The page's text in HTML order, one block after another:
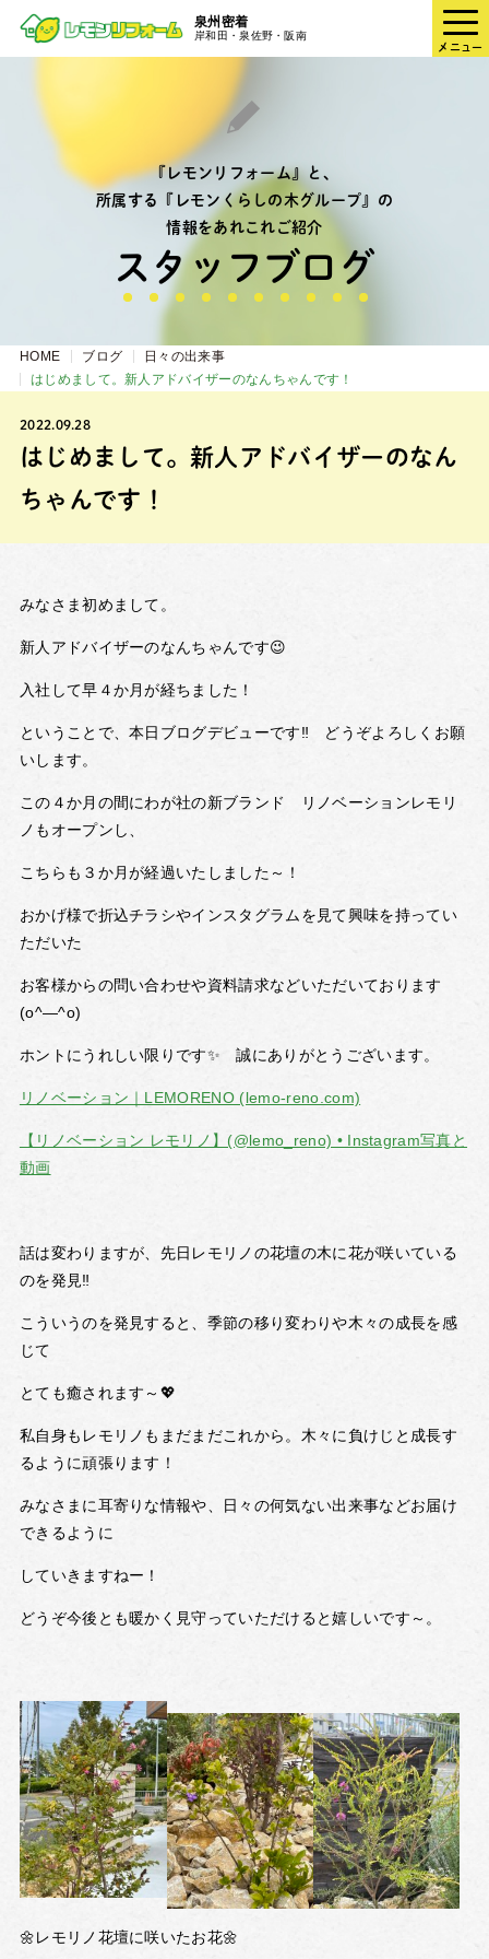
泉州密着
岸和田・泉佐野・阪南
メニュー
『レモンリフォーム』と、
所属する『レモンくらしの木グループ』の
情報をあれこれご紹介
スタッフブログ
HOME ブログ
日々の出来事
はじめまして。新人アドバイザーのなんちゃんです！
2022.09.28
はじめまして。新人アドバイザーのなん
ちゃんです！
みなさま初めまして。
新人アドバイザーのなんちゃんです😉
入社して早４か月が経ちました！
ということで、本日ブログデビューです‼ どうぞよろしくお願
いします。
この４か月の間にわが社の新ブランド リノベーションレモリ
ノもオープンし、
こちらも３か月が経過いたしました～！
おかげ様で折込チラシやインスタグラムを見て興味を持ってい
ただいた
お客様からの問い合わせや資料請求などいただいております
(o^―^o)
ホントにうれしい限りです✨ 誠にありがとうございます。
リノベーション｜LEMORENO (lemo-reno.com)
【リノベーション レモリノ】(@lemo_reno) • Instagram写真と
動画
話は変わりますが、先日レモリノの花壇の木に花が咲いている
のを発見‼
こういうのを発見すると、季節の移り変わりや木々の成長を感
じて
とても癒されます～💖
私自身もレモリノもまだまだこれから。木々に負けじと成長す
るように頑張ります！
みなさまに耳寄りな情報や、日々の何気ない出来事などお届け
できるように
していきますねー！
どうぞ今後とも暖かく見守っていただけると嬉しいです～。
🌼レモリノ花壇に咲いたお花🌼